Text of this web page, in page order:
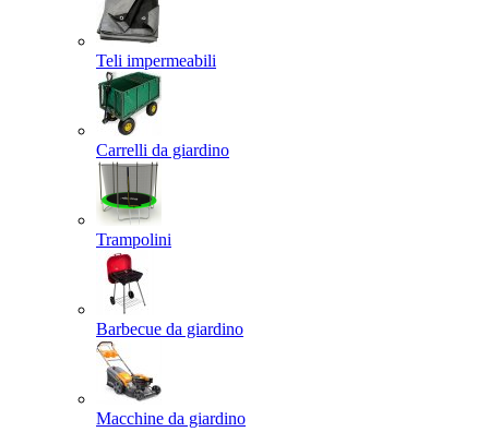
Teli impermeabili
Carrelli da giardino
Trampolini
Barbecue da giardino
Macchine da giardino